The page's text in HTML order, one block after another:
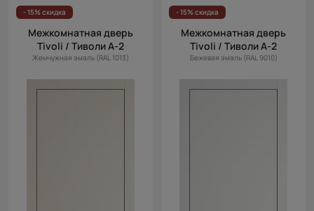
- 15% скидка
Межкомнатная дверь
Tivoli / Тиволи А-2
Жемчужная эмаль (RAL 1013)
- 15% скидка
Межкомнатная дверь
Tivoli / Тиволи А-2
Бежевая эмаль (RAL 9010)